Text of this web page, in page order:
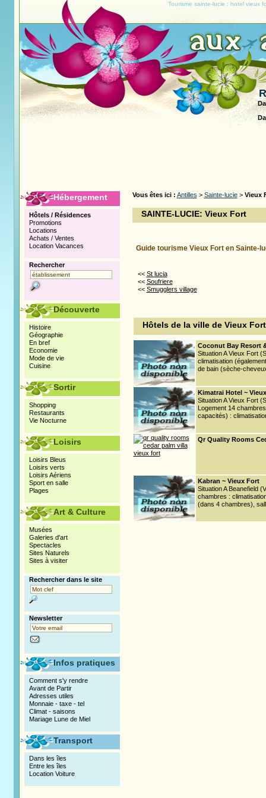
Tourisme sainte-lucie : hotel vieux
Vous êtes ici : Antilles > Sainte-lucie> Vieux
SAINTE-LUCIE: Vieux Fort
Guide tourisme Vieux Fort en Sainte-
<< St lucia
<< Soufriere
<< Smugglers village
Hôtels de la ville de Vieux
Coconut Bay Resort
Situation A Vieux Fort
climatisation
de bain (sèche-
Kimatrai Hotel ~
Situation A Vieux Fort
Logement 14
capacités) :
Qr Quality Rooms
Kabran ~ Vieux Fort
Situation A Beanefield
chambres :
(dans 4 chambres),
Hébergement
Hôtels / Résidences
Promotions
Locations
Achats / Ventes
Location Vacances
Rechercher
Découverte
Histoire
Géographie
En bref
Economie
Mode de vie
Cuisine
Sortir
Shopping
Restaurants
Vie Nocturne
Loisirs
Loisirs Bleus
Loisirs verts
Loisirs Aériens
Sport en salle
Plages
Art & Culture
Musées
Galeries d'art
Spectacles
Sites Naturels
Sites à visiter
Rechercher dans le site
Newsletter
Infos pratiques
Comment s'y rendre
Avant de Partir
Adresses utiles
Monnaie - taxe - tel
Climat - saisons
Mariage Lune de Miel
Transport
Dans les îles
Entre les îles
Location Voiture